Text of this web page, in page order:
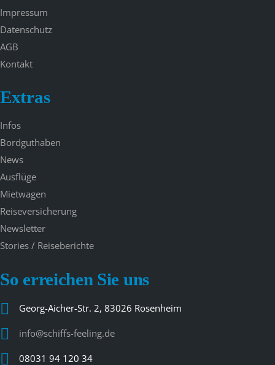
Impressum
Datenschutz
AGB
Kontakt
Extras
Infos
Bordguthaben
News
Ausflüge
Mietwagen
Reiseversicherung
Newsletter
Stories / Reiseberichte
So erreichen Sie uns
Georg-Aicher-Str. 2, 83026 Rosenheim
info@schiffs-feeling.de
08031 94 120 34